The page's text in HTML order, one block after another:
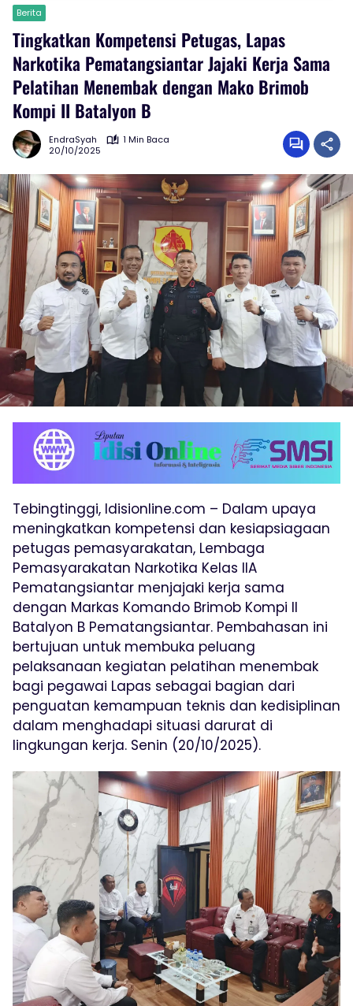
Berita
Tingkatkan Kompetensi Petugas, Lapas
Narkotika Pematangsiantar Jajaki Kerja Sama
Pelatihan Menembak dengan Mako Brimob
Kompi II Batalyon B
EndraSyah
1 Min Baca
20/10/2025
Tebingtinggi, Idisionline.com – Dalam upaya
meningkatkan kompetensi dan kesiapsiagaan
petugas pemasyarakatan, Lembaga
Pemasyarakatan Narkotika Kelas IIA
Pematangsiantar menjajaki kerja sama
dengan Markas Komando Brimob Kompi II
Batalyon B Pematangsiantar. Pembahasan ini
bertujuan untuk membuka peluang
pelaksanaan kegiatan pelatihan menembak
bagi pegawai Lapas sebagai bagian dari
penguatan kemampuan teknis dan kedisiplinan
dalam menghadapi situasi darurat di
lingkungan kerja. Senin (20/10/2025).